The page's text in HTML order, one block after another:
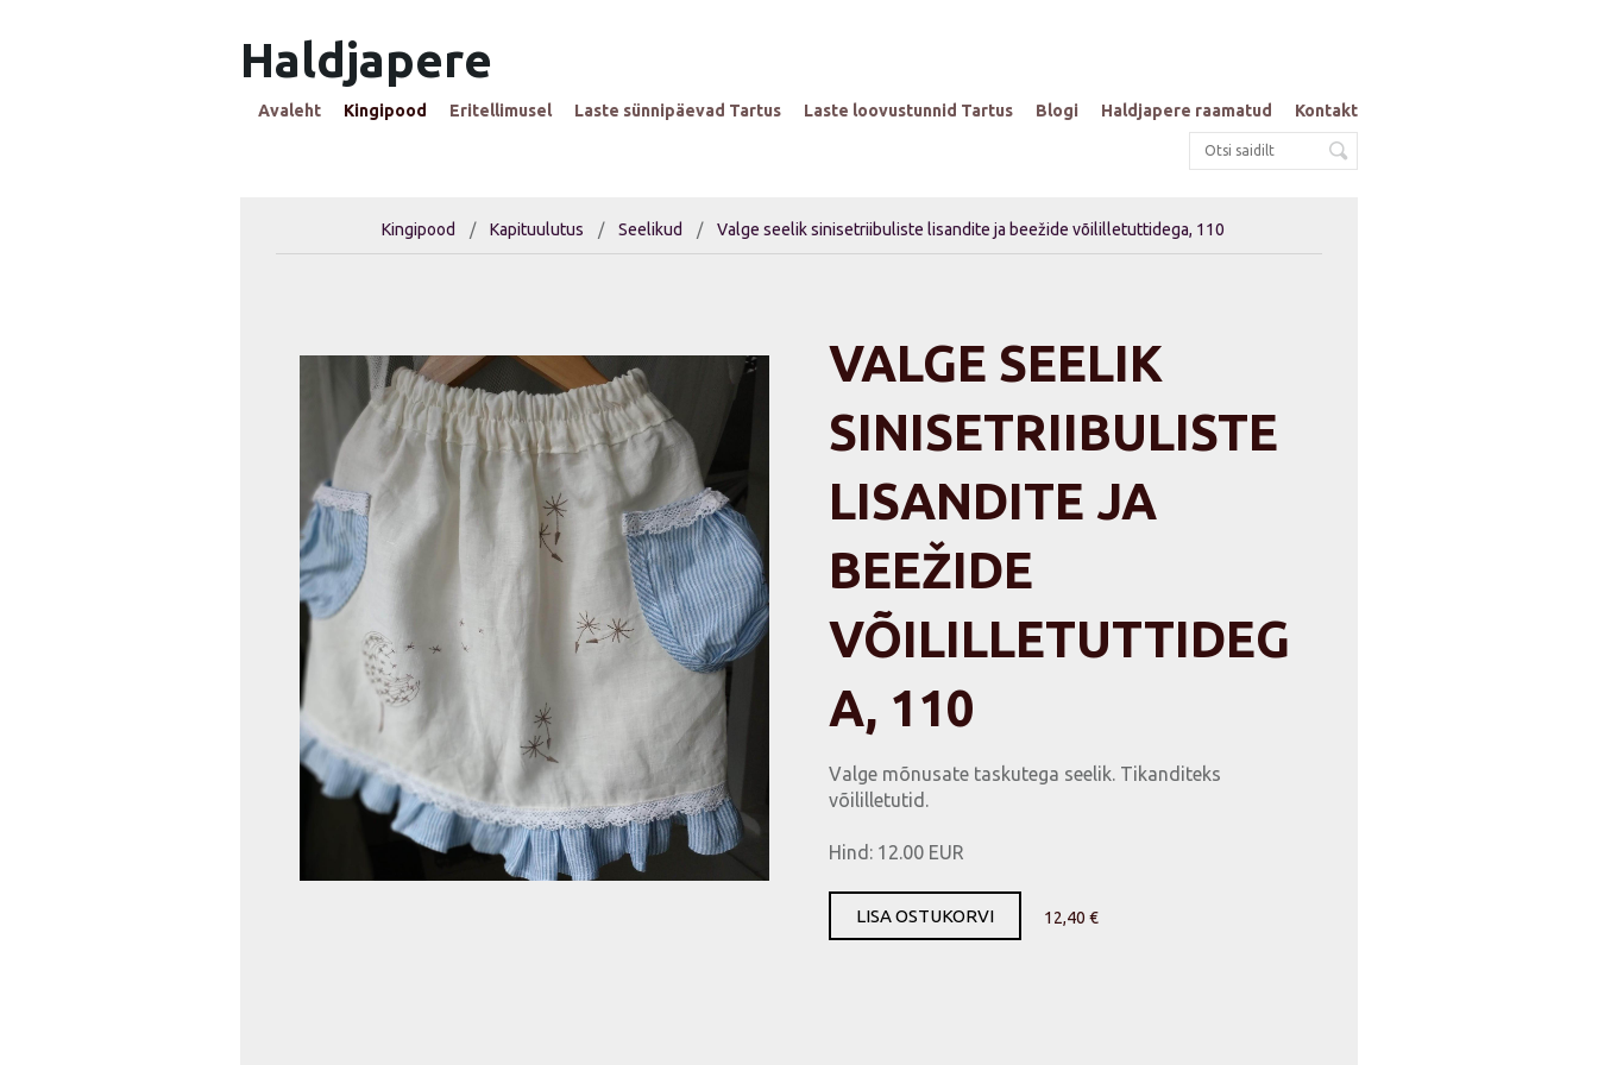
Haldjapere
Avaleht Kingipood Eritellimusel Laste sünnipäevad Tartus Laste loovustunnid Tartus Blogi Haldjapere raamatud Kontakt
Kingipood / Kapituulutus / Seelikud / Valge seelik sinisetriibuliste lisandite ja beežide võililletuttidega, 110
VALGE SEELIK
SINISETRIIBULISTE
LISANDITE JA
BEEŽIDE
VÕILILLETUTTIDEG
A, 110
Valge mõnusate taskutega seelik. Tikanditeks
võililletutid.
Hind: 12.00 EUR
LISA OSTUKORVI 12,40 €